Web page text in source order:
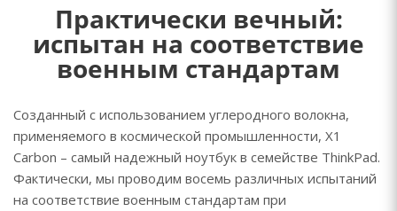
Практически вечный:
испытан на соответствие
военным стандартам
Созданный с использованием углеродного волокна,
применяемого в космической промышленности, X1
Carbon – самый надежный ноутбук в семействе ThinkPad.
Фактически, мы проводим восемь различных испытаний
на соответствие военным стандартам при